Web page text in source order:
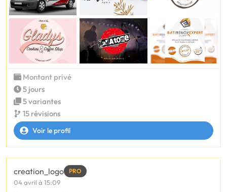
Montant privé
5 jours
5 variantes
15 révisions
Voir le profil
creation_logo PRO
04 avril à 15:09